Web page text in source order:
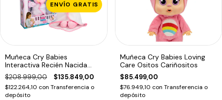
ENVÍO GRATIS
Muñeca Cry Babies
Interactiva Recién Nacida
Coney Con Sonido
$208.999,00 $135.849,00
$122.264,10 con Transferencia o
depósito
Muñeca Cry Babies Loving
Care Ositos Cariñositos
$85.499,00
$76.949,10 con Transferencia o
depósito